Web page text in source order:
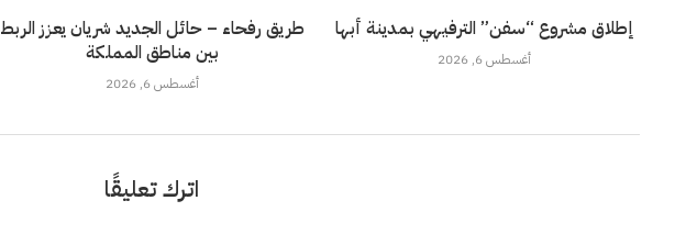
طريق رفحاء – حائل الجديد شريان يعزز الربط
بين مناطق المملكة
أغسطس 6, 2026
إطلاق مشروع “سفن” الترفيهي بمدينة أبها
أغسطس 6, 2026
اترك تعليقًا